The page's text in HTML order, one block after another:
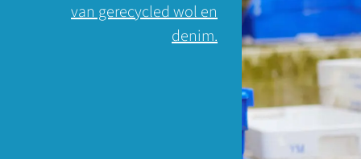
van gerecycled wol en
denim.